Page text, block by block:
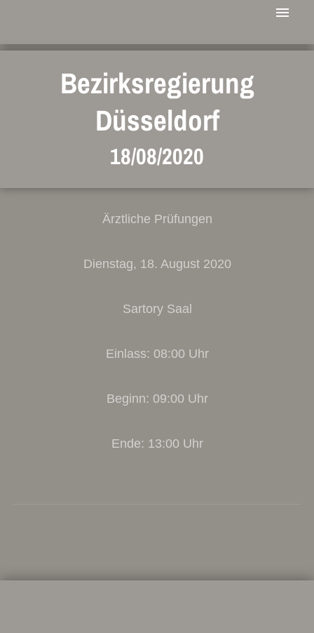
Bezirksregierung
Düsseldorf
18/08/2020
Ärztliche Prüfungen
Dienstag, 18. August 2020
Sartory Saal
Einlass: 08:00 Uhr
Beginn: 09:00 Uhr
Ende: 13:00 Uhr